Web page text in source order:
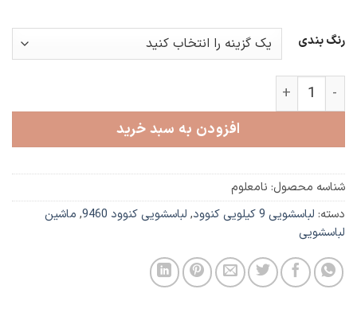
رنگ بندی
ماشین لباسشویی کنوود 9 کیلویی مدل KW9460 عدد
افزودن به سبد خرید
شناسه محصول: نامعلوم
دسته: لباسشویی 9 کیلویی کنوود , لباسشویی کنوود 9460 , ماشین
لباسشویی